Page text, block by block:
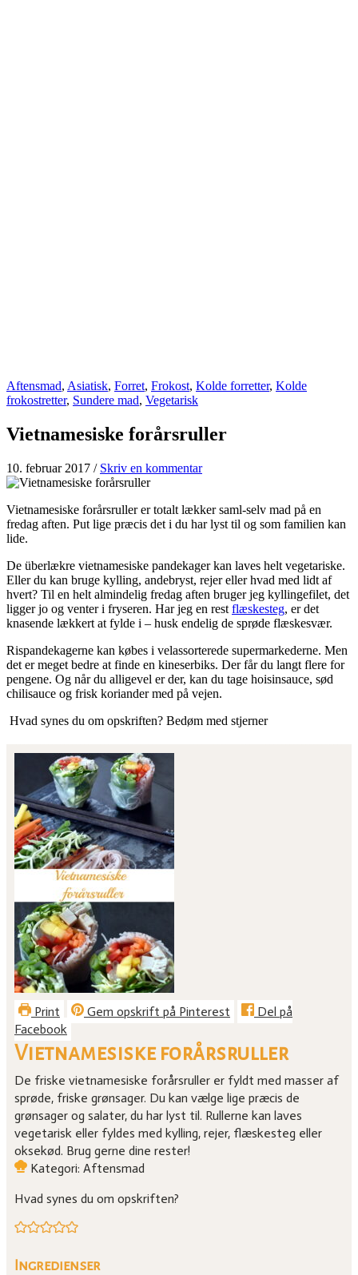
Aftensmad, Asiatisk, Forret, Frokost, Kolde forretter, Kolde
frokostretter, Sundere mad, Vegetarisk
Vietnamesiske forårsruller
10. februar 2017 / Skriv en kommentar
Vietnamesiske forårsruller er totalt lækker saml-selv mad på en
fredag aften. Put lige præcis det i du har lyst til og som familien kan
lide.
De überlækre vietnamesiske pandekager kan laves helt vegetariske.
Eller du kan bruge kylling, andebryst, rejer eller hvad med lidt af
hvert? Til en helt almindelig fredag aften bruger jeg kyllingefilet, det
ligger jo og venter i fryseren. Har jeg en rest flæskesteg, er det
knasende lækkert at fylde i – husk endelig de sprøde flæskesvær.
Rispandekagerne kan købes i velassorterede supermarkederne. Men
det er meget bedre at finde en kineserbiks. Der får du langt flere for
pengene. Og når du alligevel er der, kan du tage hoisinsauce, sød
chilisauce og frisk koriander med på vejen.
Hvad synes du om opskriften? Bedøm med stjerner
Print Gem opskrift på Pinterest
Del på
Facebook
Vietnamesiske forårsruller
De friske vietnamesiske forårsruller er fyldt med masser af
sprøde, friske grønsager. Du kan vælge lige præcis de
grønsager og salater, du har lyst til. Rullerne kan laves
vegetarisk eller fyldes med kylling, rejer, flæskesteg eller
oksekød. Brug gerne dine rester!
Kategori: Aftensmad
Hvad synes du om opskriften?
Ingredienser